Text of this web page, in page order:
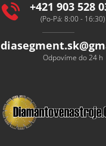
+421 903 528
(Po-Pá: 8:00 - 16:30)
diasegment.sk@
Odpovíme do 24 h